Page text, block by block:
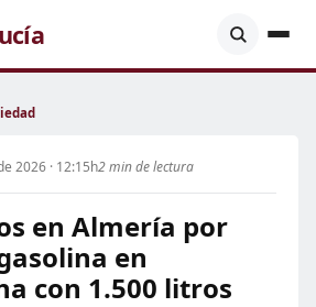
2026 · 12:15h2 min de lectura
en Almería por
en
con 1.500 litros